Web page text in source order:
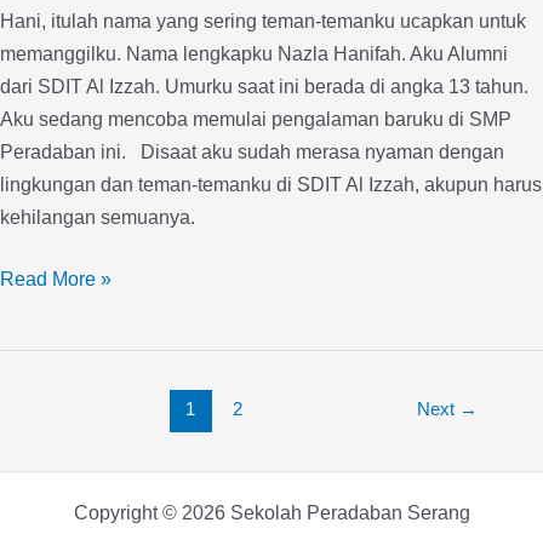
Hani, itulah nama yang sering teman-temanku ucapkan untuk
memanggilku. Nama lengkapku Nazla Hanifah. Aku Alumni
dari SDIT Al Izzah. Umurku saat ini berada di angka 13 tahun.
Aku sedang mencoba memulai pengalaman baruku di SMP
Peradaban ini. Disaat aku sudah merasa nyaman dengan
lingkungan dan teman-temanku di SDIT Al Izzah, akupun harus
kehilangan semuanya.
Read More »
1 2 Next →
Copyright © 2026 Sekolah Peradaban Serang